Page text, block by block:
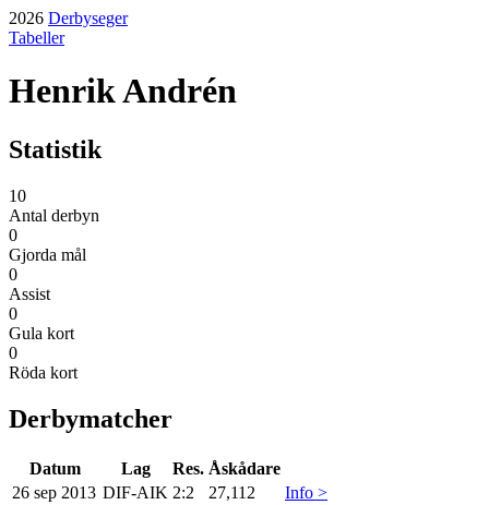
2026 Derbyseger
Tabeller
Henrik Andrén
Statistik
10
Antal derbyn
0
Gjorda mål
0
Assist
0
Gula kort
0
Röda kort
Derbymatcher
Datum Lag Res. Åskådare
26 sep 2013 DIF-AIK 2:2 27,112
Info >